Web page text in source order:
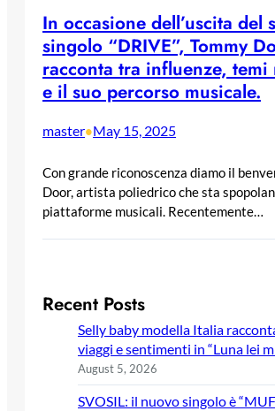
In occasione dell’uscita del
singolo “DRIVE”, Tommy
racconta tra influenze,
e il suo percorso musicale.
master•May 15, 2025
Con grande riconoscenza diamo il
Door, artista poliedrico che sta
piattaforme musicali. Recentemente…
Recent Posts
Selly baby modella Italia
viaggi e sentimenti in “Luna lei
August 5, 2026
SVOSIL: il nuovo singolo è